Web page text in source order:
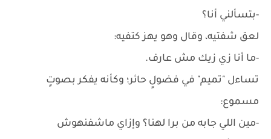
-بتسألني أنا؟
لعق شفتيه، وقال وهو يهز كتفيه:
-ما أنا زي زيك مش عارف.
تساءل "تميم" في فضولٍ حائر؛ وكأنه يفكر بصوتٍ
مسموع:
-مين اللي جابه من برا لهنا؟ وإزاي ماشفنهوش